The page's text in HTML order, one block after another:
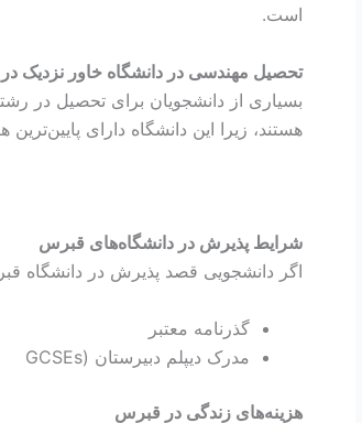
است.
تحصیل مهندسی در دانشگاه خاور نزدیک
بسیاری از دانشجویان برای تحصیل در
هستند، زیرا این دانشگاه دارای
شرایط پذیرش در دانشگاه‌های قبرس
اگر دانشجویی قصد پذیرش در دانشگاه
گذرنامه معتبر
مدرک دیپلم دبیرستان (GCSEs
هزینه‌های زندگی در قبرس